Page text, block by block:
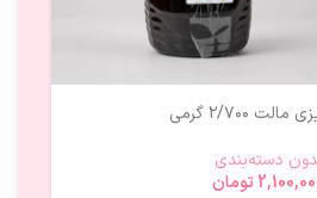
مالت ۲/۷۰۰ گرمی
دسته‌بندی
تومان